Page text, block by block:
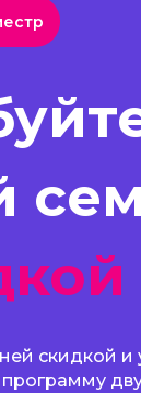
скидкой и